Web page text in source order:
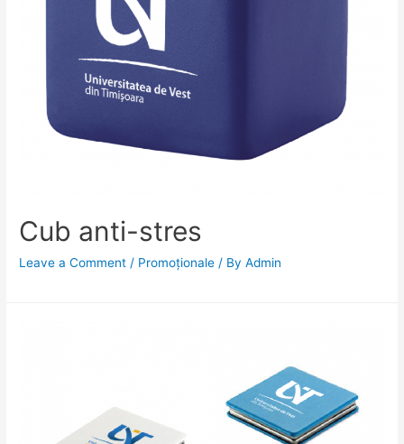
Cub anti-stres
Leave a Comment / Promoționale / ByAdmin